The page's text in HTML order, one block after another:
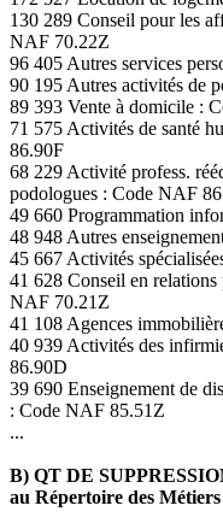
130 289 Conseil pour les
NAF 70.22Z
96 405 Autres services
90 195 Autres activités de
89 393 Vente à domicile :
71 575 Activités de santé
86.90F
68 229 Activité profess.
podologues : Code NAF
49 660 Programmation
48 948 Autres
45 667 Activités
41 628 Conseil en
NAF 70.21Z
41 108 Agences
40 939 Activités des
86.90D
39 690 Enseignement de
: Code NAF 85.51Z
...
B) QT DE
au Répertoire des